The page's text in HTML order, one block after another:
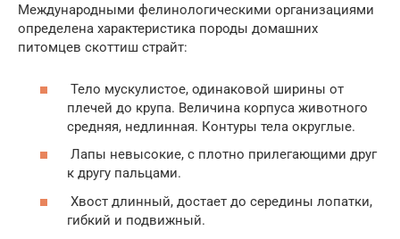
Международными фелинологическими организациями
определена характеристика породы домашних
питомцев скоттиш страйт:
Тело мускулистое, одинаковой ширины от
плечей до крупа. Величина корпуса животного
средняя, недлинная. Контуры тела округлые.
Лапы невысокие, с плотно прилегающими друг
к другу пальцами.
Хвост длинный, достает до середины лопатки,
гибкий и подвижный.